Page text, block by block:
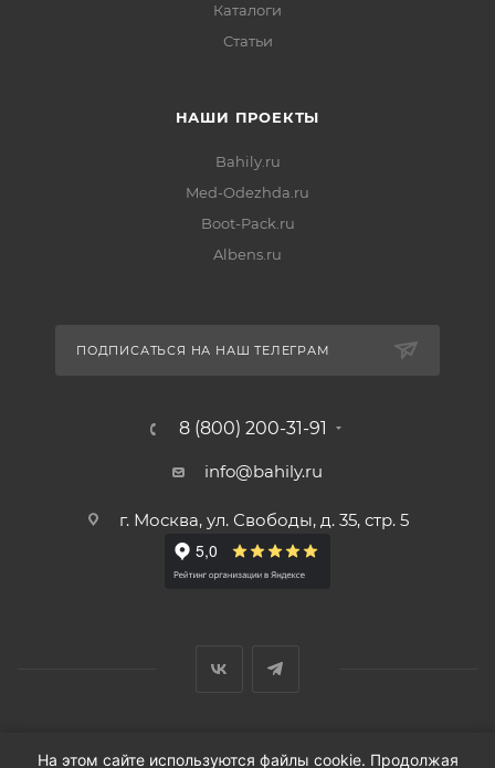
Каталоги
Статьи
НАШИ ПРОЕКТЫ
Bahily.ru
Med-Odezhda.ru
Boot-Pack.ru
Albens.ru
ПОДПИСАТЬСЯ НА НАШ ТЕЛЕГРАМ
8 (800) 200-31-91
info@bahily.ru
г. Москва, ул. Свободы, д. 35, стр. 5
© ООО «Вендорс», 1999-2026 г.
На этом сайте используются файлы cookie. Продолжая